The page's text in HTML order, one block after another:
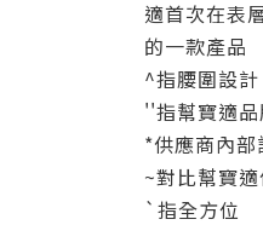
適首次在表
的一款產品
^指腰圍設計
''指幫寶適品
*供應商內部
~對比幫寶
`指全方位